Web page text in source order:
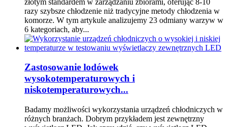
razy szybsze chłodzenie niż tradycyjne metody chłodzenia w
komorze. W tym artykule analizujemy 23 odmiany warzyw w
6 kategoriach, aby...
Zastosowanie lodówek
wysokotemperaturowych i
niskotemperaturowych...
Badamy możliwości wykorzystania urządzeń chłodniczych w
różnych branżach. Dobrym przykładem jest zewnętrzny